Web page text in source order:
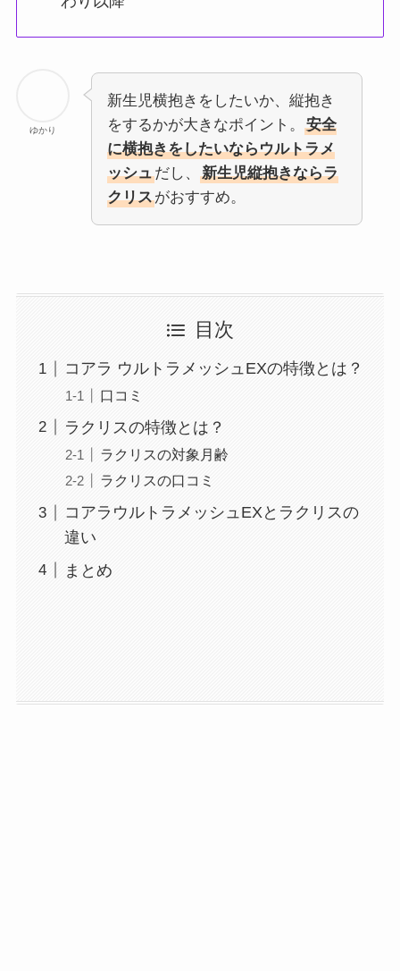
ゆかり
新生児横抱きをしたいか、縦抱き
をするかが大きなポイント。
安全
に横抱きをしたいならウルトラメ
ッシュだし、
新生児縦抱きならラ
クリスがおすすめ。
目次
コアラ ウルトラメッシュEXの特徴とは？
口コミ
ラクリスの特徴とは？
ラクリスの対象月齢
ラクリスの口コミ
コアラウルトラメッシュEXとラクリスの
違い
まとめ